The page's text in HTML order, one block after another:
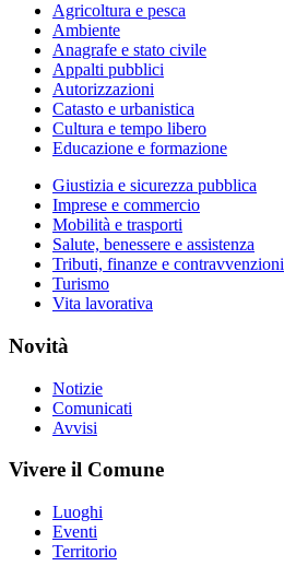
Agricoltura e pesca
Ambiente
Anagrafe e stato civile
Appalti pubblici
Autorizzazioni
Catasto e urbanistica
Cultura e tempo libero
Educazione e formazione
Giustizia e sicurezza pubblica
Imprese e commercio
Mobilità e trasporti
Salute, benessere e assistenza
Tributi, finanze e contravvenzioni
Turismo
Vita lavorativa
Novità
Notizie
Comunicati
Avvisi
Vivere il Comune
Luoghi
Eventi
Territorio